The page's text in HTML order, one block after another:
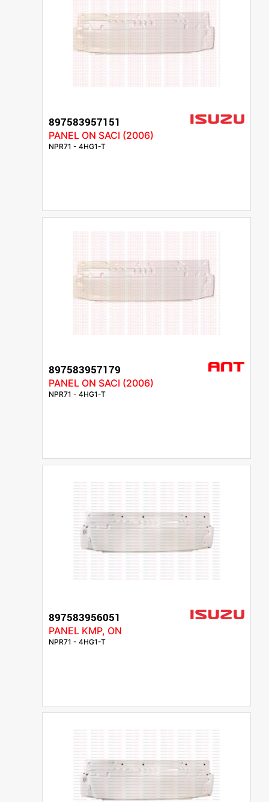
897583957151
PANEL ON SACI (2006)
NPR71 - 4HG1-T
897583957179
PANEL ON SACI (2006)
NPR71 - 4HG1-T
897583956051
PANEL KMP, ON
NPR71 - 4HG1-T